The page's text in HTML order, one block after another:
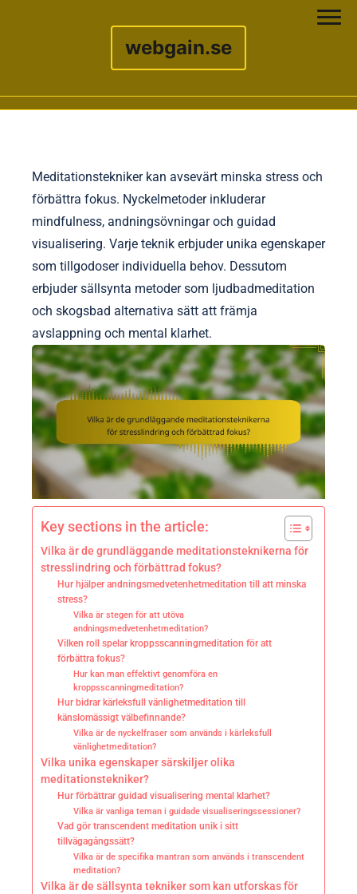
webgain.se
Meditationstekniker kan avsevärt minska stress och
förbättra fokus. Nyckelmetoder inkluderar
mindfulness, andningsövningar och guidad
visualisering. Varje teknik erbjuder unika egenskaper
som tillgodoser individuella behov. Dessutom
erbjuder sällsynta metoder som ljudbadmeditation
och skogsbad alternativa sätt att främja
avslappning och mental klarhet.
Key sections in the article:
Vilka är de grundläggande meditationsteknikerna för
stresslindring och förbättrad fokus?
Hur hjälper andningsmedvetenhetmeditation till att minska
stress?
Vilka är stegen för att utöva
andningsmedvetenhetmeditation?
Vilken roll spelar kroppsscanningmeditation för att
förbättra fokus?
Hur kan man effektivt genomföra en
kroppsscanningmeditation?
Hur bidrar kärleksfull vänlighetmeditation till
känslomässigt välbefinnande?
Vilka är de nyckelfraser som används i kärleksfull
vänlighetmeditation?
Vilka unika egenskaper särskiljer olika
meditationstekniker?
Hur förbättrar guidad visualisering mental klarhet?
Vilka är vanliga teman i guidade visualiseringssessioner?
Vad gör transcendent meditation unik i sitt
tillvägagångssätt?
Vilka är de specifika mantran som används i transcendent
meditation?
Vilka är de sällsynta tekniker som kan utforskas för